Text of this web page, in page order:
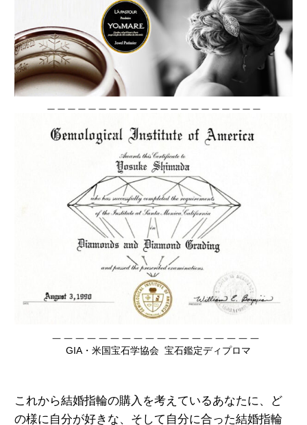
GIA・米国宝石学協会 宝石鑑定ディプロマ
これから結婚指輪の購入を考えているあなたに、ど
の様に自分が好きな、そして自分に合った結婚指輪